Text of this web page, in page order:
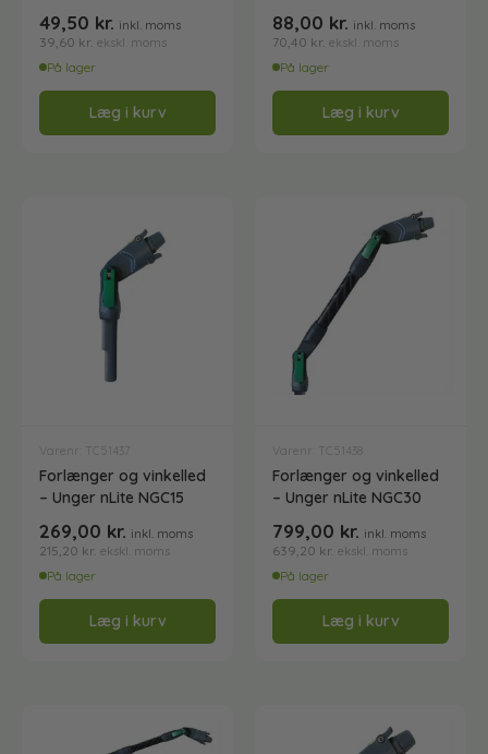
49,50 kr. inkl. moms
39,60 kr. ekskl. moms
På lager
Læg i kurv
88,00 kr. inkl. moms
70,40 kr. ekskl. moms
På lager
Læg i kurv
Varenr: TC51437
Forlænger og vinkelled
– Unger nLite NGC15
269,00 kr. inkl. moms
215,20 kr. ekskl. moms
På lager
Læg i kurv
Varenr: TC51438
Forlænger og vinkelled
– Unger nLite NGC30
799,00 kr. inkl. moms
639,20 kr. ekskl. moms
På lager
Læg i kurv